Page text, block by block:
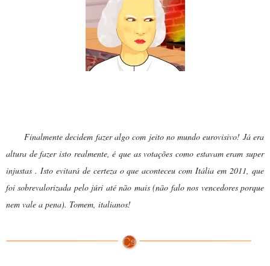
Finalmente decidem fazer algo com jeito no mundo eurovisivo! Já era
altura de fazer isto realmente, é que as votações como estavam eram super
injustas . Isto evitará de certeza o que aconteceu com Itália em 2011, que
foi sobrevalorizada pelo júri até não mais (não falo nos vencedores porque
nem vale a pena). Tomem, italianos!